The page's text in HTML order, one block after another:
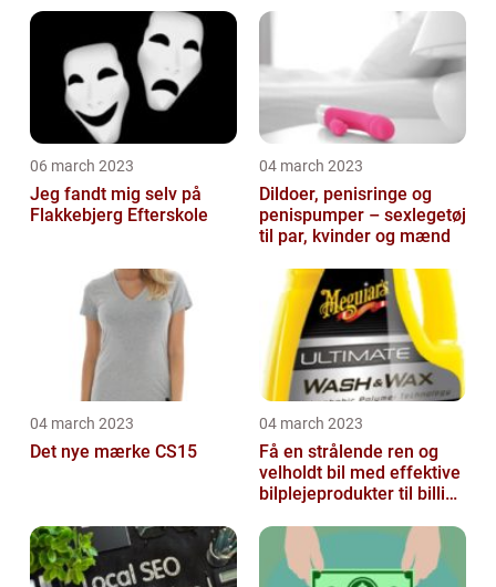
06 march 2023
Jeg fandt mig selv på
Flakkebjerg Efterskole
04 march 2023
Dildoer, penisringe og
penispumper – sexlegetøj
til par, kvinder og mænd
04 march 2023
Det nye mærke CS15
04 march 2023
Få en strålende ren og
velholdt bil med effektive
bilplejeprodukter til billige